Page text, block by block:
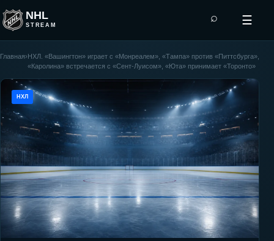
NHL
STREAM
⌕ ☰
Главная›НХЛ. «Вашингтон» играет с «Монреалем», «Тампа» против «Питтсбурга»,
«Каролина» встречается с «Сент-Луисом», «Юта» принимает «Торонто»
НХЛ